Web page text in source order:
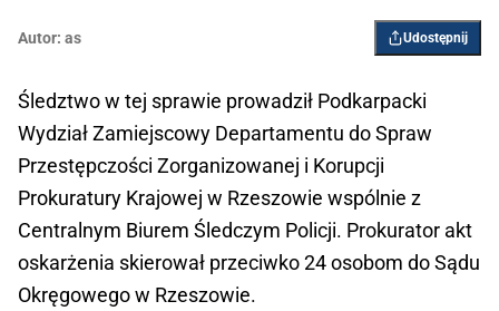
Autor: as Udostępnij
Śledztwo w tej sprawie prowadził Podkarpacki
Wydział Zamiejscowy Departamentu do Spraw
Przestępczości Zorganizowanej i Korupcji
Prokuratury Krajowej w Rzeszowie wspólnie z
Centralnym Biurem Śledczym Policji. Prokurator akt
oskarżenia skierował przeciwko 24 osobom do Sądu
Okręgowego w Rzeszowie.